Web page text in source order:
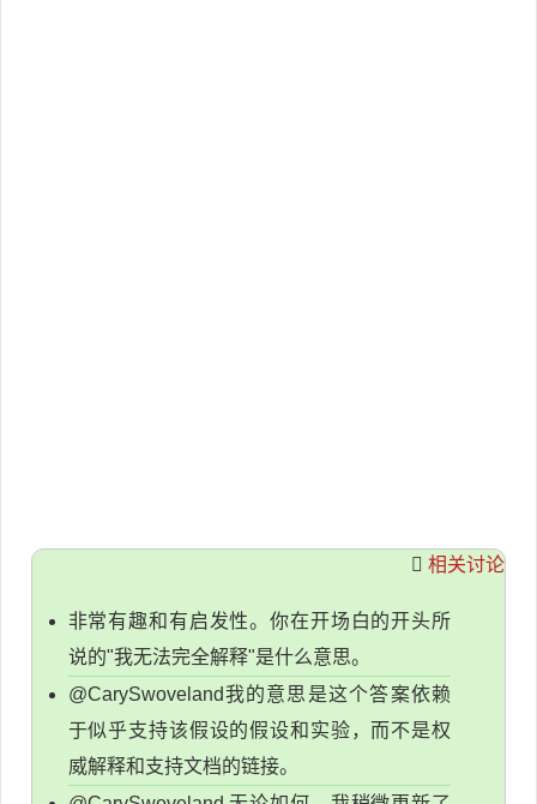
相关讨论
非常有趣和有启发性。你在开场白的开头所
说的"我无法完全解释"是什么意思。
@CarySwoveland我的意思是这个答案依赖
于似乎支持该假设的假设和实验，而不是权
威解释和支持文档的链接。